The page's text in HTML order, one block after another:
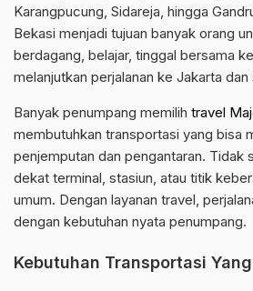
Karangpucung, Sidareja, hingga
Bekasi menjadi tujuan banyak orang
berdagang, belajar, tinggal bersama
melanjutkan perjalanan ke Jakarta dan
Banyak penumpang memilih travel
membutuhkan transportasi yang bisa
penjemputan dan pengantaran. Tidak
dekat terminal, stasiun, atau titik
umum. Dengan layanan travel,
dengan kebutuhan nyata penumpang.
Kebutuhan Transportasi